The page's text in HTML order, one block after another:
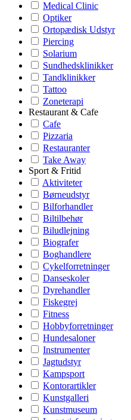
Medical Clinic
Optiker
Ortopædisk Udstyr
Piercing
Solarium
Sundhedsklinikker
Tandklinikker
Tattoo
Zoneterapi
Restaurant & Cafe
Cafe
Pizzaria
Restauranter
Take Away
Sport & Fritid
Aktiviteter
Børneudstyr
Bilforhandler
Biltilbehør
Biludlejning
Biografer
Boghandlere
Cykelforretninger
Danseskoler
Dyrehandler
Fiskegrej
Fitness
Hobbyforretninger
Hundesaloner
Instrumenter
Jagtudstyr
Kampsport
Kontorartikler
Kunstgalleri
Kunstmuseum